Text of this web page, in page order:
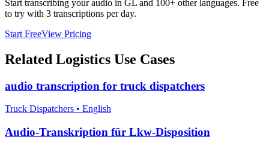
Start transcribing your audio in GL and 100+ other languages. Free
to try with 3 transcriptions per day.
Start FreeView Pricing
Related Logistics Use Cases
audio transcription for truck dispatchers
Truck Dispatchers • English
Audio-Transkription für Lkw-Disposition